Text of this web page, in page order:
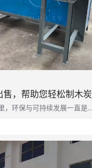
，帮助您轻松制木炭
，环保与可持续发展一直是...